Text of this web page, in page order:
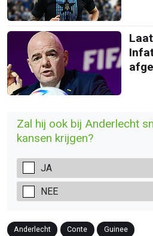
Zal hij ook bij Anderlecht
kansen krijgen?
JA
NEE
Anderlecht Conte Guinee